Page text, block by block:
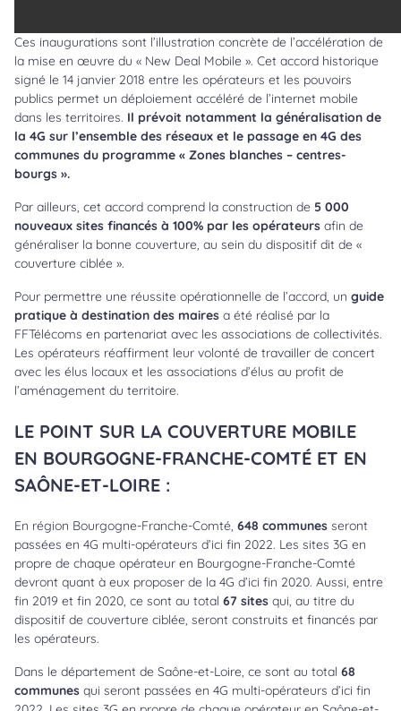
Ces inaugurations sont l’illustration concrète de l’accélération de
la mise en œuvre du « New Deal Mobile ». Cet accord historique
signé le 14 janvier 2018 entre les opérateurs et les pouvoirs
publics permet un déploiement accéléré de l’internet mobile
dans les territoires. Il prévoit notamment la généralisation de
la 4G sur l’ensemble des réseaux et le passage en 4G des
communes du programme « Zones blanches – centres-
bourgs ».
Par ailleurs, cet accord comprend la construction de 5 000
nouveaux sites financés à 100% par les opérateurs afin de
généraliser la bonne couverture, au sein du dispositif dit de «
couverture ciblée ».
Pour permettre une réussite opérationnelle de l’accord, un guide
pratique à destination des maires a été réalisé par la
FFTélécoms en partenariat avec les associations de collectivités.
Les opérateurs réaffirment leur volonté de travailler de concert
avec les élus locaux et les associations d’élus au profit de
l’aménagement du territoire.
LE POINT SUR LA COUVERTURE MOBILE
EN BOURGOGNE-FRANCHE-COMTÉ ET EN
SAÔNE-ET-LOIRE :
En région Bourgogne-Franche-Comté, 648 communes seront
passées en 4G multi-opérateurs d’ici fin 2022. Les sites 3G en
propre de chaque opérateur en Bourgogne-Franche-Comté
devront quant à eux proposer de la 4G d’ici fin 2020. Aussi, entre
fin 2019 et fin 2020, ce sont au total 67 sites qui, au titre du
dispositif de couverture ciblée, seront construits et financés par
les opérateurs.
Dans le département de Saône-et-Loire, ce sont au total 68
communes qui seront passées en 4G multi-opérateurs d’ici fin